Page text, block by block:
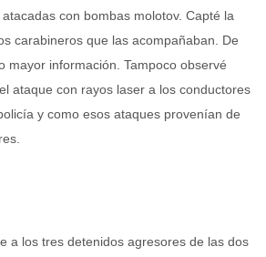
con bombas molotov. Capté la
carabineros que las acompañaban. De
mayor información. Tampoco observé
ataque con rayos laser a los conductores
y como esos ataques provenían de
a los tres detenidos agresores de las dos